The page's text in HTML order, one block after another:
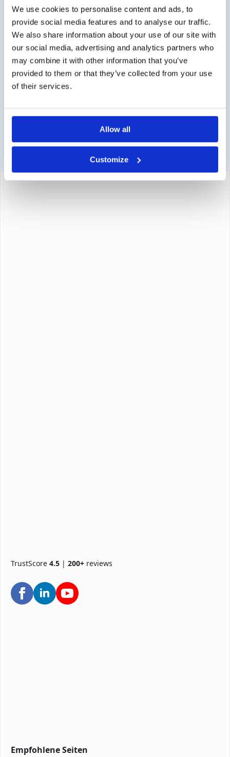
We use cookies to personalise content and ads, to
provide social media features and to analyse our traffic.
We also share information about your use of our site with
our social media, advertising and analytics partners who
may combine it with other information that you’ve
provided to them or that they’ve collected from your use
of their services.
Allow all
Customize
Webshop.
Fragen?
Kontakt über info@medi-sense.nl oder +31 (0)6 27899756
Sichere Bezahlung
TrustScore 4.5 | 200+ reviews
Empfohlene Seiten